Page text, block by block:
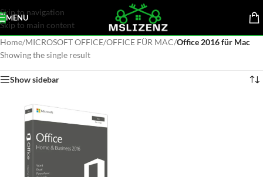
Skip to navigation
Skip to main content
MENU
Home/MICROSOFT OFFICE/OFFICE FÜR MAC/Office 2016 für Mac
Showing the single result
Show sidebar